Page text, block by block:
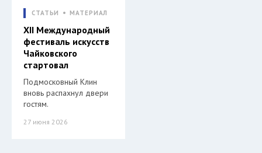
СТАТЬИ МАТЕРИАЛ
XII Международный
фестиваль искусств
Чайковского
стартовал
Подмосковный Клин
вновь распахнул двери
гостям.
27 июня 2026